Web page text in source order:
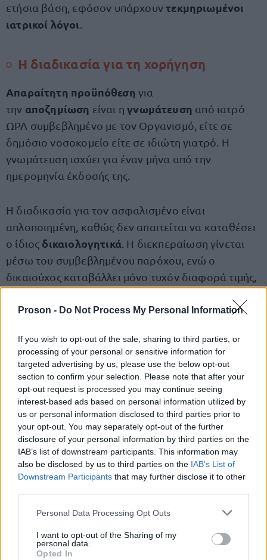
Proson - Do Not Process My Personal Information
If you wish to opt-out of the sale, sharing to third parties, or
processing of your personal or sensitive information for
targeted advertising by us, please use the below opt-out
section to confirm your selection. Please note that after your
opt-out request is processed you may continue seeing
interest-based ads based on personal information utilized by
us or personal information disclosed to third parties prior to
your opt-out. You may separately opt-out of the further
disclosure of your personal information by third parties on the
IAB’s list of downstream participants. This information may
also be disclosed by us to third parties on the IAB’s List of
Downstream Participants that may further disclose it to other
Please note that this website/app uses one or more Google
not limited to your visit or usage behaviour. You may click to
grant or deny consent to Google and its third-party tags to
Personal Data Processing Opt Outs
I want to opt-out of the Sharing of my
personal data.
Opted In
ετήσια βάση, εφόσον υπάρχουντεκμηριωμένοι
ιατρικοί λόγοι
Η διαδικασία για τη χορήγηση
Απαραίτητη προϋπόθεση για
την αποζημίωση είναι ηγνωμάτευση από ιατρό
ΩΡΛ συμβεβλημένο με τον Οργανισμό, είτε σε
δημόσιο νοσοκομείο είτε σε ιδιώτη γιατρό. Η
γνωμάτευση ισχύει για έναν μήνα από την
ημερομηνία έκδοσής της.
Η διαδικασία για τον ασφαλισμένο είναι
απλοποιημένη, καθώς δεν απαιτείται να καταθέσει
ο ίδιος δικαιολογητικά . Η διεκπεραίωση γίνεται
μέσω του συμβεβλημένου παρόχου, ενώ ο
δικαιούχος καταβάλλει μόνο τυχόν διαφορά τιμής,
ποσό της επιδότησης.
ΑΣΕΠ: Πιστοποίηση Αγγλικών σε
μόνο 2 ημέρες στα χέρια σας
ΑΣΕΠ: Εξ αποστάσεως η πιο Εύκολη
Πιστοποίηση Υπολογιστών σε 2